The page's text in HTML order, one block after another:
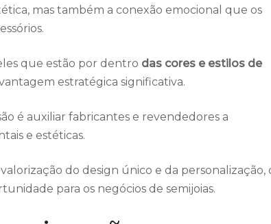
mas também a conexão emocional que os
que estão por dentro das cores e estilos de
estratégica significativa.
é auxiliar fabricantes e revendedores a
e estéticas.
do design único e da personalização,
para os negócios de semijoias.